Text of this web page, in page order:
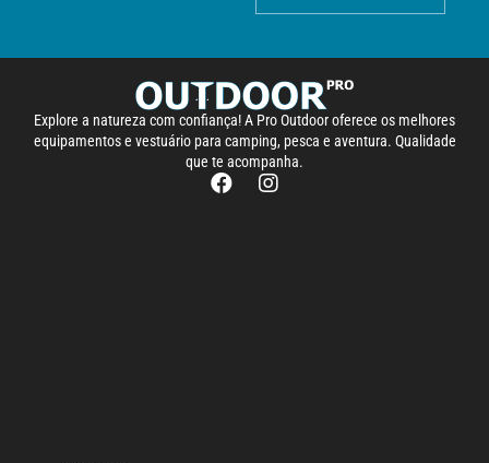
Explore a natureza com confiança! A Pro Outdoor oferece os melhores
equipamentos e vestuário para camping, pesca e aventura. Qualidade
que te acompanha.